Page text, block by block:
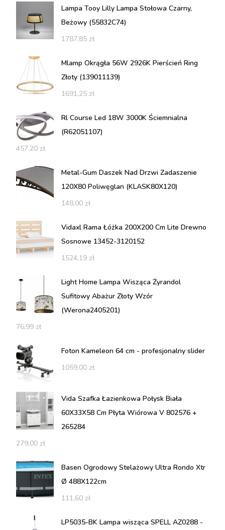
Lampa Tooy Lilly Lampa Stołowa Czarny,
Beżowy (55832C74)
1787,85 zł
Mlamp Okrągła 56W 2926K Pierścień Ring
Złoty (139011139)
1691,25 zł
Rl Course Led 18W 3000K Ściemnialna
(R62051107)
457,20 zł
Metal-Gum Daszek Nad Drzwi Zadaszenie
120X80 Poliwęglan (KLASK80X120)
148,00 zł
Vidaxl Rama Łóżka 200X200 Cm Lite Drewno
Sosnowe 13452-3120152
1524,19 zł
Light Home Lampa Wisząca Żyrandol
Sufitowy Abażur Złoty Wzór
(Werona2405201)
76,99 zł
Foton Kameleon 64 cm - profesjonalny slider
1059,00 zł
Vida Szafka Łazienkowa Połysk Biała
60X33X58 Cm Płyta Wiórowa V 802576 +
265284
279,00 zł
Basen Ogrodowy Stelażowy Ultra Rondo Xtr
Ø 488X122cm
111,60 zł
LP5035-BK Lampa wisząca SPELL AZ0288 -